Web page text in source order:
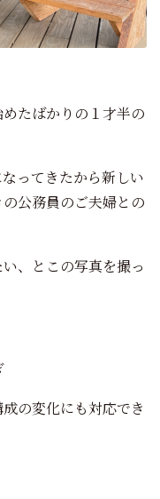
たばかりの１才半の
ってきたから新しい
公務員のご夫婦との
、とこの写真を撮っ
の変化にも対応でき